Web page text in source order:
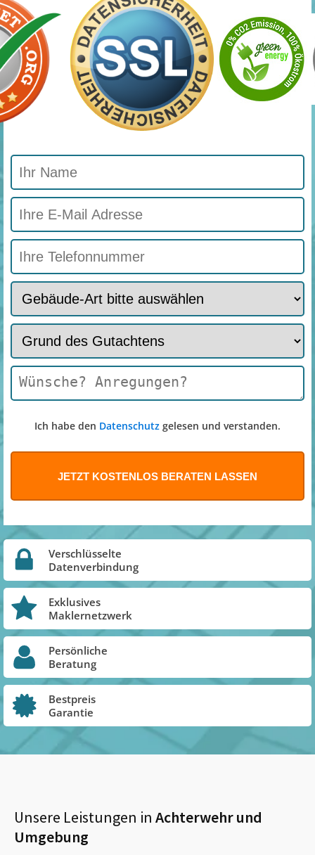
Ich habe den Datenschutz gelesen und verstanden.
Verschlüsselte
Datenverbindung
Exklusives
Maklernetzwerk
Persönliche
Beratung
Bestpreis
Garantie
Unsere Leistungen in Achterwehrund
Umgebung